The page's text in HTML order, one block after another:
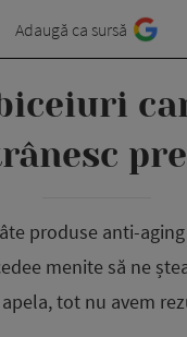
Adaugă ca sursă
produse anti-
menite să ne
tot nu avem